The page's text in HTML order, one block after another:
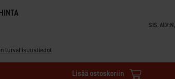
SIS.
turvallisuustiedot
Lisää ostoskoriin